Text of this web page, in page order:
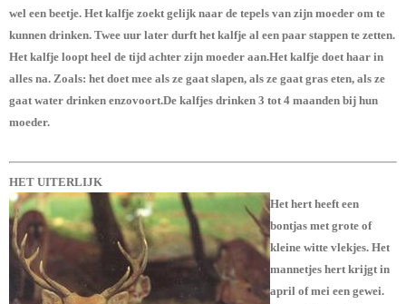
wel een beetje. Het kalfje zoekt gelijk naar de tepels van zijn moeder om te
kunnen drinken. Twee uur later durft het kalfje al een paar stappen te zetten.
Het kalfje loopt heel de tijd achter zijn moeder aan.Het kalfje doet haar in
alles na. Zoals: het doet mee als ze gaat slapen, als ze gaat gras eten, als ze
gaat water drinken enzovoort.De kalfjes drinken 3 tot 4 maanden bij hun
moeder.
HET UITERLIJK
Het hert heeft een
bontjas met grote of
kleine witte vlekjes. Het
mannetjes hert krijgt in
april of mei een gewei.